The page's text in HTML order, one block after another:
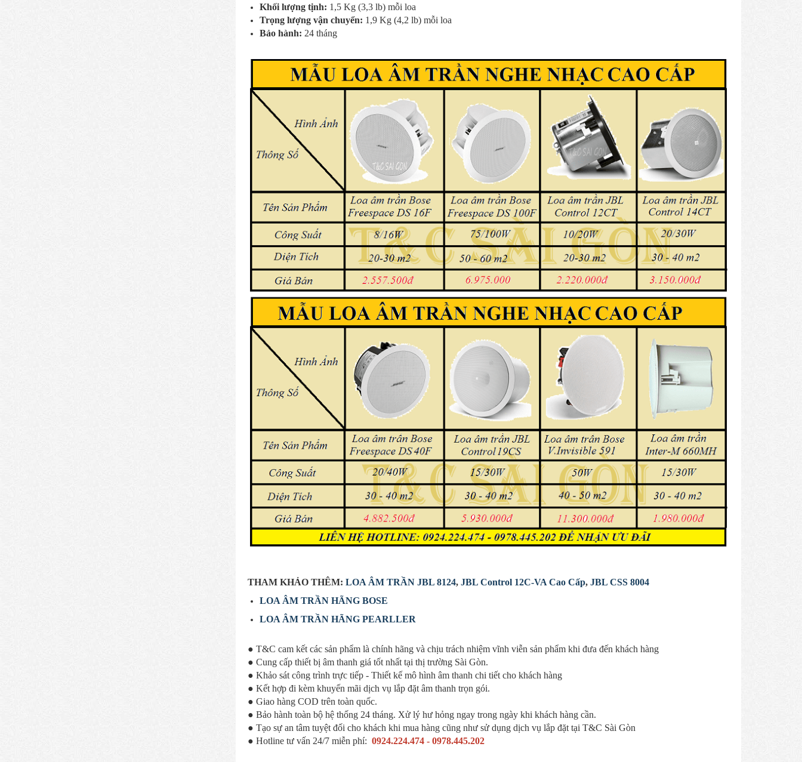
Khối lượng tịnh: 1,5 Kg (3,3 lb) mỗi loa
Trọng lượng vận chuyển: 1,9 Kg (4,2 lb) mỗi loa
Bảo hành: 24 tháng
THAM KHẢO THÊM: LOA ÂM TRẦN JBL 8124, JBL Control 12C-VA Cao Cấp, JBL CSS 8004
LOA ÂM TRẦN HÃNG BOSE
LOA ÂM TRẦN HÃNG PEARLLER
● T&C cam kết các sản phẩm là chính hãng và chịu trách nhiệm vĩnh viễn sản phẩm khi đưa đến khách hàng
● Cung cấp thiết bị âm thanh giá tốt nhất tại thị trường Sài Gòn.
● Khảo sát công trình trực tiếp - Thiết kế mô hình âm thanh chi tiết cho khách hàng
● Kết hợp đi kèm khuyến mãi dịch vụ lắp đặt âm thanh trọn gói.
● Giao hàng COD trên toàn quốc.
● Bảo hành toàn bộ hệ thống 24 tháng. Xử lý hư hỏng ngay trong ngày khi khách hàng cần.
● Tạo sự an tâm tuyệt đối cho khách khi mua hàng cũng như sử dụng dịch vụ lắp đặt tại T&C Sài Gòn
● Hotline tư vấn 24/7 miễn phí: 0924.224.474 - 0978.445.202